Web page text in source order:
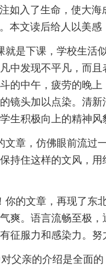
如入了生命，使大海
本文读后给人以美感
就是下课，学校生活
中发现不平凡，而且
的中午，疲劳的晚上
镜头加以点染。清新
生积极向上的精神风
文章，仿佛眼前流过
持住这样的文风，用
你的文章，再现了东
爽。语言流畅至极，
征服力和感染力。努
父亲的介绍是全面的